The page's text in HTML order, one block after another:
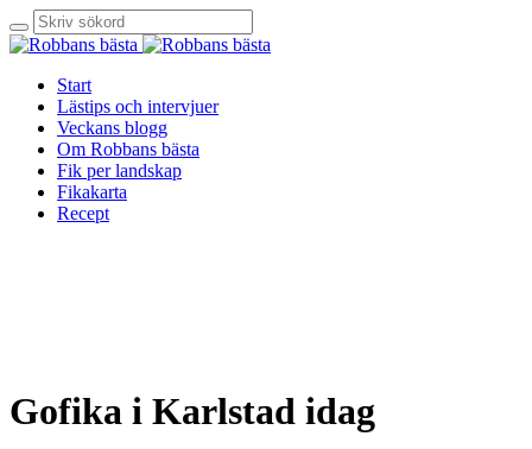
Start
Lästips och intervjuer
Veckans blogg
Om Robbans bästa
Fik per landskap
Fikakarta
Recept
Gofika i Karlstad idag